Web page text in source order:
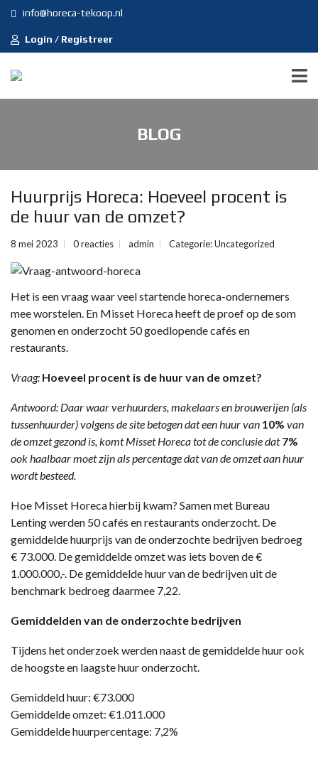
info@horeca-tekoop.nl
Login / Registreer
BLOG
Huurprijs Horeca: Hoeveel procent is
de huur van de omzet?
8 mei 2023 0 reacties admin Categorie:Uncategorized
Het is een vraag waar veel startende horeca-ondernemers
mee worstelen. En Misset Horeca heeft de proef op de som
genomen en onderzocht 50 goedlopende cafés en
restaurants.
Vraag: Hoeveel procent is de huur van de omzet?
Antwoord: Daar waar verhuurders, makelaars en brouwerijen (als
tussenhuurder) volgens de site betogen dat een huur van 10% van
de omzet gezond is, komt Misset Horeca tot de conclusie dat7%
ook haalbaar moet zijn als percentage dat van de omzet aan huur
wordt besteed.
Hoe Misset Horeca hierbij kwam? Samen met Bureau
Lenting werden 50 cafés en restaurants onderzocht. De
gemiddelde huurprijs van de onderzochte bedrijven bedroeg
€ 73.000. De gemiddelde omzet was iets boven de €
1.000.000,-. De gemiddelde huur van de bedrijven uit de
benchmark bedroeg daarmee 7,22.
Gemiddelden van de onderzochte bedrijven
Tijdens het onderzoek werden naast de gemiddelde huur ook
de hoogste en laagste huur onderzocht.
Gemiddeld huur: €73.000
Gemiddelde omzet: €1.011.000
Gemiddelde huurpercentage: 7,2%